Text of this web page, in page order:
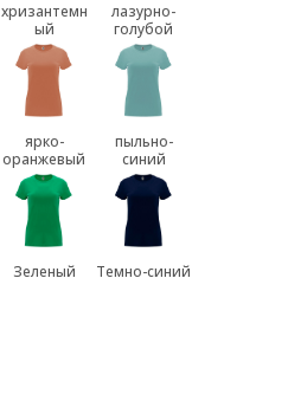
хризантемн
ый
лазурно-
голубой
ярко-
оранжевый
пыльно-
синий
Зеленый Темно-синий